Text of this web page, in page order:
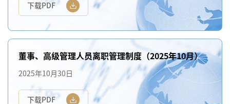
下载PDF
董事、高级管理人员离职管理制度（2025年10月）
2025年10月30日
下载PDF